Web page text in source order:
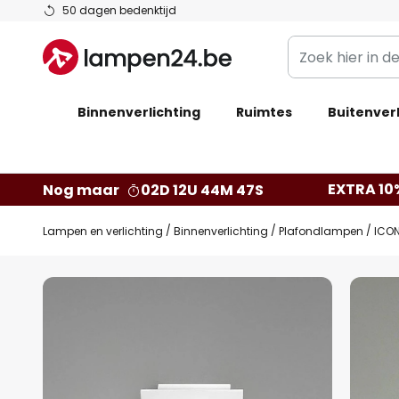
50 dagen bedenktijd
Ga
de
inhoud
Zoek
hier
de
Binnenverlichting Ruimtes
Nog maar 02D 12U 44M 47S EXTRA
Lampen en verlichting Binnenverlichting Plafondlampen
Ga